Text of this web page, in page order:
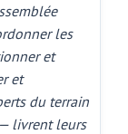
les
et
et
du terrain
livrent leurs